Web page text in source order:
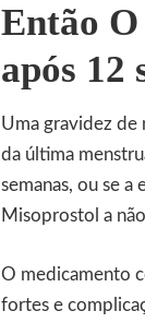
Então
após 12
Uma gravidez de
da última
semanas, ou se a
Misoprostol a
O medicamento
fortes e